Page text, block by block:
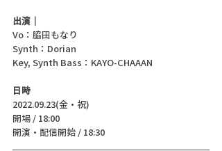
出演｜
Vo：脇田もなり
Synth：Dorian
Key, Synth Bass：KAYO-CHAAAN
日時
2022.09.23(金・祝)
開場 / 18:00
開演・配信開始 / 18:30